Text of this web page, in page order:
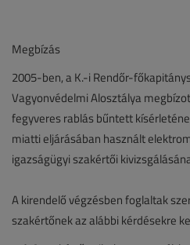
Megbízás
2005-ben, a K.-i Rendőr-
Vagyonvédelmi Alosztálya
fegyveres rablás bűntett
miatti eljárásában használt
igazságügyi szakértői
A kirendelő végzésben foglaltak
szakértőnek az alábbi kérdésekre